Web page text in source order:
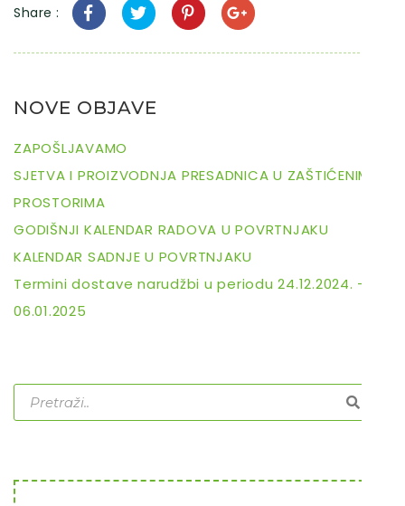
Share :
NOVE OBJAVE
ZAPOŠLJAVAMO
SJETVA I PROIZVODNJA PRESADNICA U ZAŠTIĆENIM
PROSTORIMA
GODIŠNJI KALENDAR RADOVA U POVRTNJAKU
KALENDAR SADNJE U POVRTNJAKU
Termini dostave narudžbi u periodu 24.12.2024. –
06.01.2025